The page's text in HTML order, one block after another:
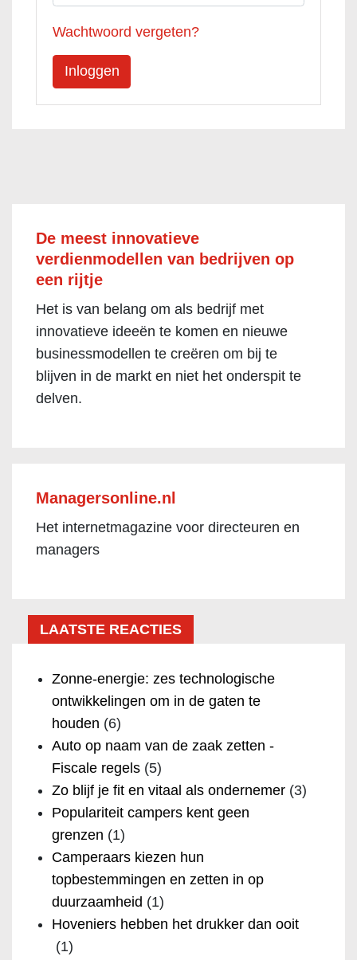
Wachtwoord vergeten?
De meest innovatieve
verdienmodellen van bedrijven op
een rijtje
Het is van belang om als bedrijf met
innovatieve ideeën te komen en nieuwe
businessmodellen te creëren om bij te
blijven in de markt en niet het onderspit te
delven.
Managersonline.nl
Het internetmagazine voor directeuren en
managers
LAATSTE REACTIES
Zonne-energie: zes technologische
ontwikkelingen om in de gaten te
houden (6)
Auto op naam van de zaak zetten -
Fiscale regels (5)
Zo blijf je fit en vitaal als ondernemer (3)
Populariteit campers kent geen
grenzen (1)
Camperaars kiezen hun
topbestemmingen en zetten in op
duurzaamheid (1)
Hoveniers hebben het drukker dan ooit
(1)